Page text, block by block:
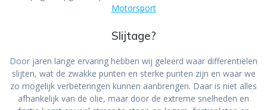
Motorsport
Slijtage?
Door jaren lange ervaring hebben wij geleerd waar differentiëlen
slijten, wat de zwakke punten en sterke punten zijn en waar we
zo mogelijk verbeteringen kunnen aanbrengen. Daar is niet alles
afhankelijk van de olie, maar door de extreme snelheden en